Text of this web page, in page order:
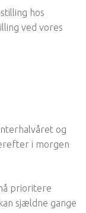
hos
ved vores
og
i morgen
prioritere
sjældne gange